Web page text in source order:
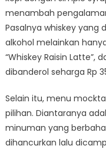
menambah
Pasalnya whiskey yang
alkohol melainkan
“Whiskey Raisin Latte”,
dibanderol seharga Rp
Selain itu, menu
pilihan. Diantaranya
minuman yang
dihancurkan lalu